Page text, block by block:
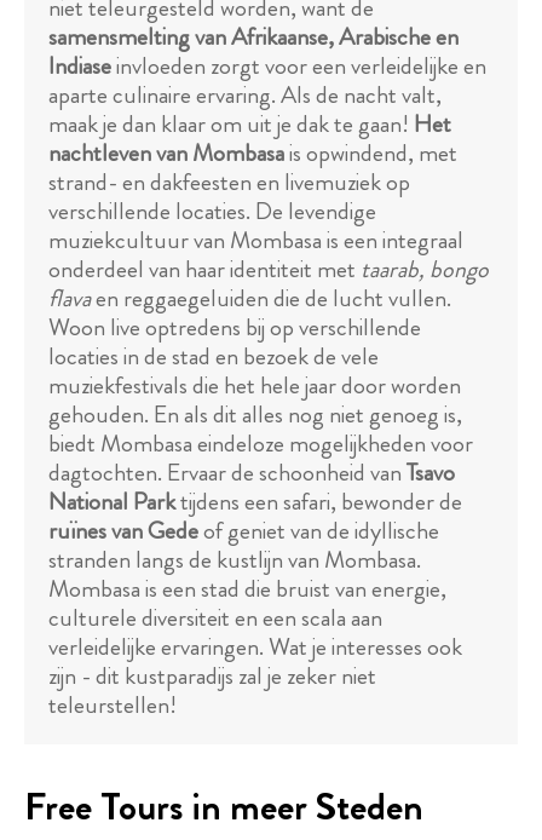
niet teleurgesteld worden, want de
samensmelting van Afrikaanse, Arabische en
Indiaseinvloeden zorgt voor een verleidelijke en
aparte culinaire ervaring. Als de nacht valt,
maak je dan klaar om uit je dak te gaan! Het
nachtleven van Mombasais opwindend, met
strand- en dakfeesten en livemuziek op
verschillende locaties. De levendige
muziekcultuur van Mombasa is een integraal
onderdeel van haar identiteit met taarab, bongo
flavaen reggaegeluiden die de lucht vullen.
Woon live optredens bij op verschillende
locaties in de stad en bezoek de vele
muziekfestivals die het hele jaar door worden
gehouden. En als dit alles nog niet genoeg is,
biedt Mombasa eindeloze mogelijkheden voor
dagtochten. Ervaar de schoonheid vanTsavo
National Parktijdens een safari, bewonder de
ruïnes van Gedeof geniet van de idyllische
stranden langs de kustlijn van Mombasa.
Mombasa is een stad die bruist van energie,
culturele diversiteit en een scala aan
verleidelijke ervaringen. Wat je interesses ook
zijn - dit kustparadijs zal je zeker niet
teleurstellen!
Free Tours in meer Steden